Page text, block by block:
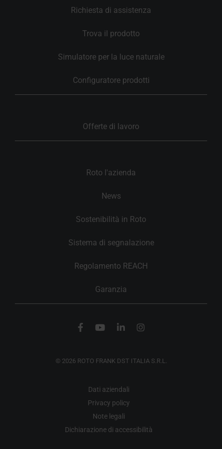
Richiesta di assistenza
Trova il prodotto
Simulatore per la luce naturale
Configuratore prodotti
Offerte di lavoro
Roto l'azienda
News
Sostenibilità in Roto
Sistema di segnalazione
Regolamento REACH
Garanzia
© 2026 ROTO FRANK DST ITALIA S.R.L.
Dati aziendali
Privacy policy
Note legali
Dichiarazione di accessibilità